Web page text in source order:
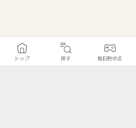
トップ 探す 毎日貯める